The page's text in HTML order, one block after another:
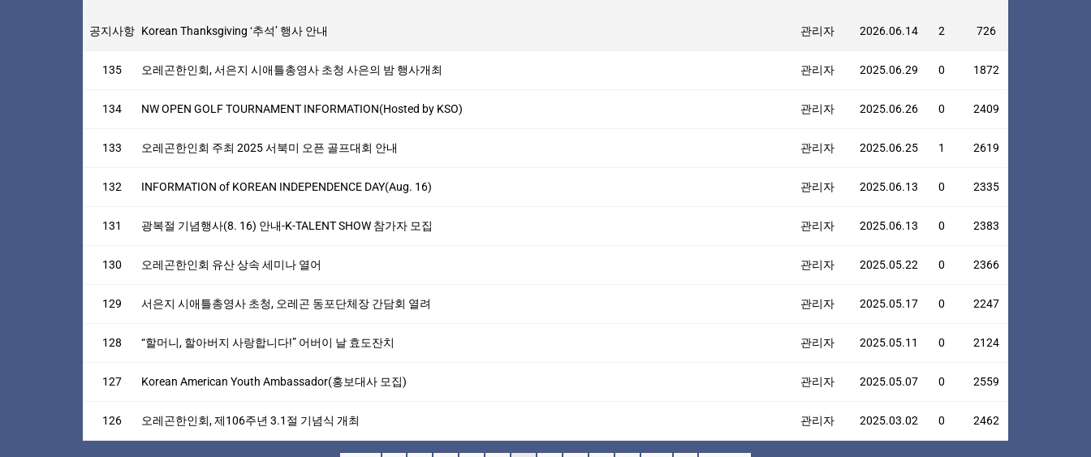
공지사항 Korean Thanksgiving ‘추석’ 행사 안내 관리자 2026.06.14 2 726
135 오레곤한인회, 서은지 시애틀총영사 초청 사은의 밤 행사개최 관리자 2025.06.29 0 1872
134 NW OPEN GOLF TOURNAMENT INFORMATION(Hosted by KSO) 관리자 2025.06.26 0 2409
133 오레곤한인회 주최 2025 서북미 오픈 골프대회 안내 관리자 2025.06.25 1 2619
132 INFORMATION of KOREAN INDEPENDENCE DAY(Aug. 16) 관리자 2025.06.13 0 2335
131 광복절 기념행사(8. 16) 안내-K-TALENT SHOW 참가자 모집 관리자 2025.06.13 0 2383
130 오레곤한인회 유산 상속 세미나 열어 관리자 2025.05.22 0 2366
129 서은지 시애틀총영사 초청, 오레곤 동포단체장 간담회 열려 관리자 2025.05.17 0 2247
128 “할머니, 할아버지 사랑합니다!” 어버이 날 효도잔치 관리자 2025.05.11 0 2124
127 Korean American Youth Ambassador(홍보대사 모집) 관리자 2025.05.07 0 2559
126 오레곤한인회, 제106주년 3.1절 기념식 개최 관리자 2025.03.02 0 2462